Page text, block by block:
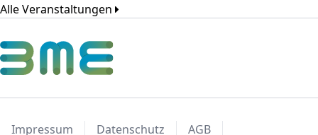
Alle Veranstaltungen
Impressum Datenschutz
AGB